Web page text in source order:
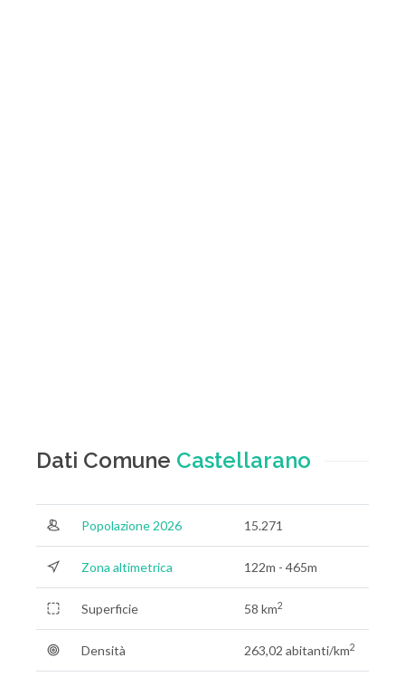
Dati Comune Castellarano
Popolazione 2026 15.271
Zona altimetrica 122m - 465m
Superficie 58 km2
Densità 263,02 abitanti/km2